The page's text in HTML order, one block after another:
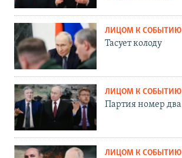
ЛИЦОМ К СОБЫТИЮ
Тасует колоду
ЛИЦОМ К СОБЫТИЮ
Партия номер два
ЛИЦОМ К СОБЫТИЮ